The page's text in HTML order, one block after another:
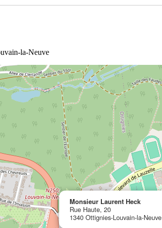
la-Neuve
Monsieur Laurent Heck
Rue Haute, 20
1340 Ottignies-Louvain-la-Neuve